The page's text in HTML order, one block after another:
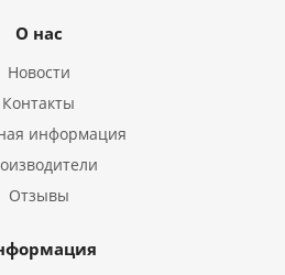
О нас
Новости
Контакты
информация
Отзывы